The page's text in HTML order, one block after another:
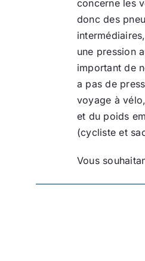
concerne les
donc des
une pression
important de
a pas de
voyage à
et du poids
(cycliste et
Vous